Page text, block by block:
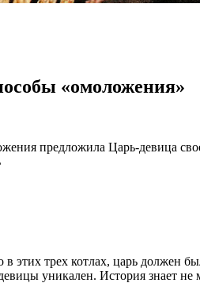
«омоложения»
предложила Царь-девица
этих трех котлах, царь должен
уникален. История знает